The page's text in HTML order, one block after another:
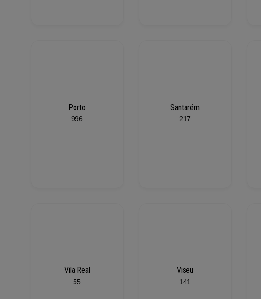
Porto
996
Santarém
217
Vila Real
55
Viseu
141